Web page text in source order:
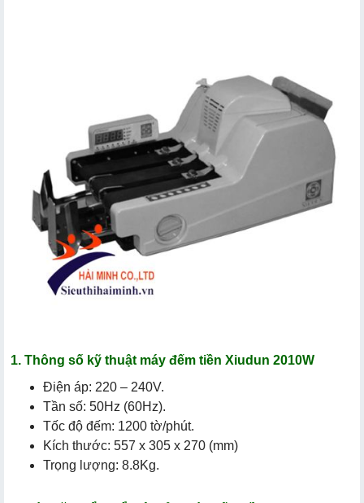
1. Thông số kỹ thuật máy đếm tiền Xiudun 2010W
Điện áp: 220 – 240V.
Tần số: 50Hz (60Hz).
Tốc độ đếm: 1200 tờ/phút.
Kích thước: 557 x 305 x 270 (mm)
Trọng lượng: 8.8Kg.